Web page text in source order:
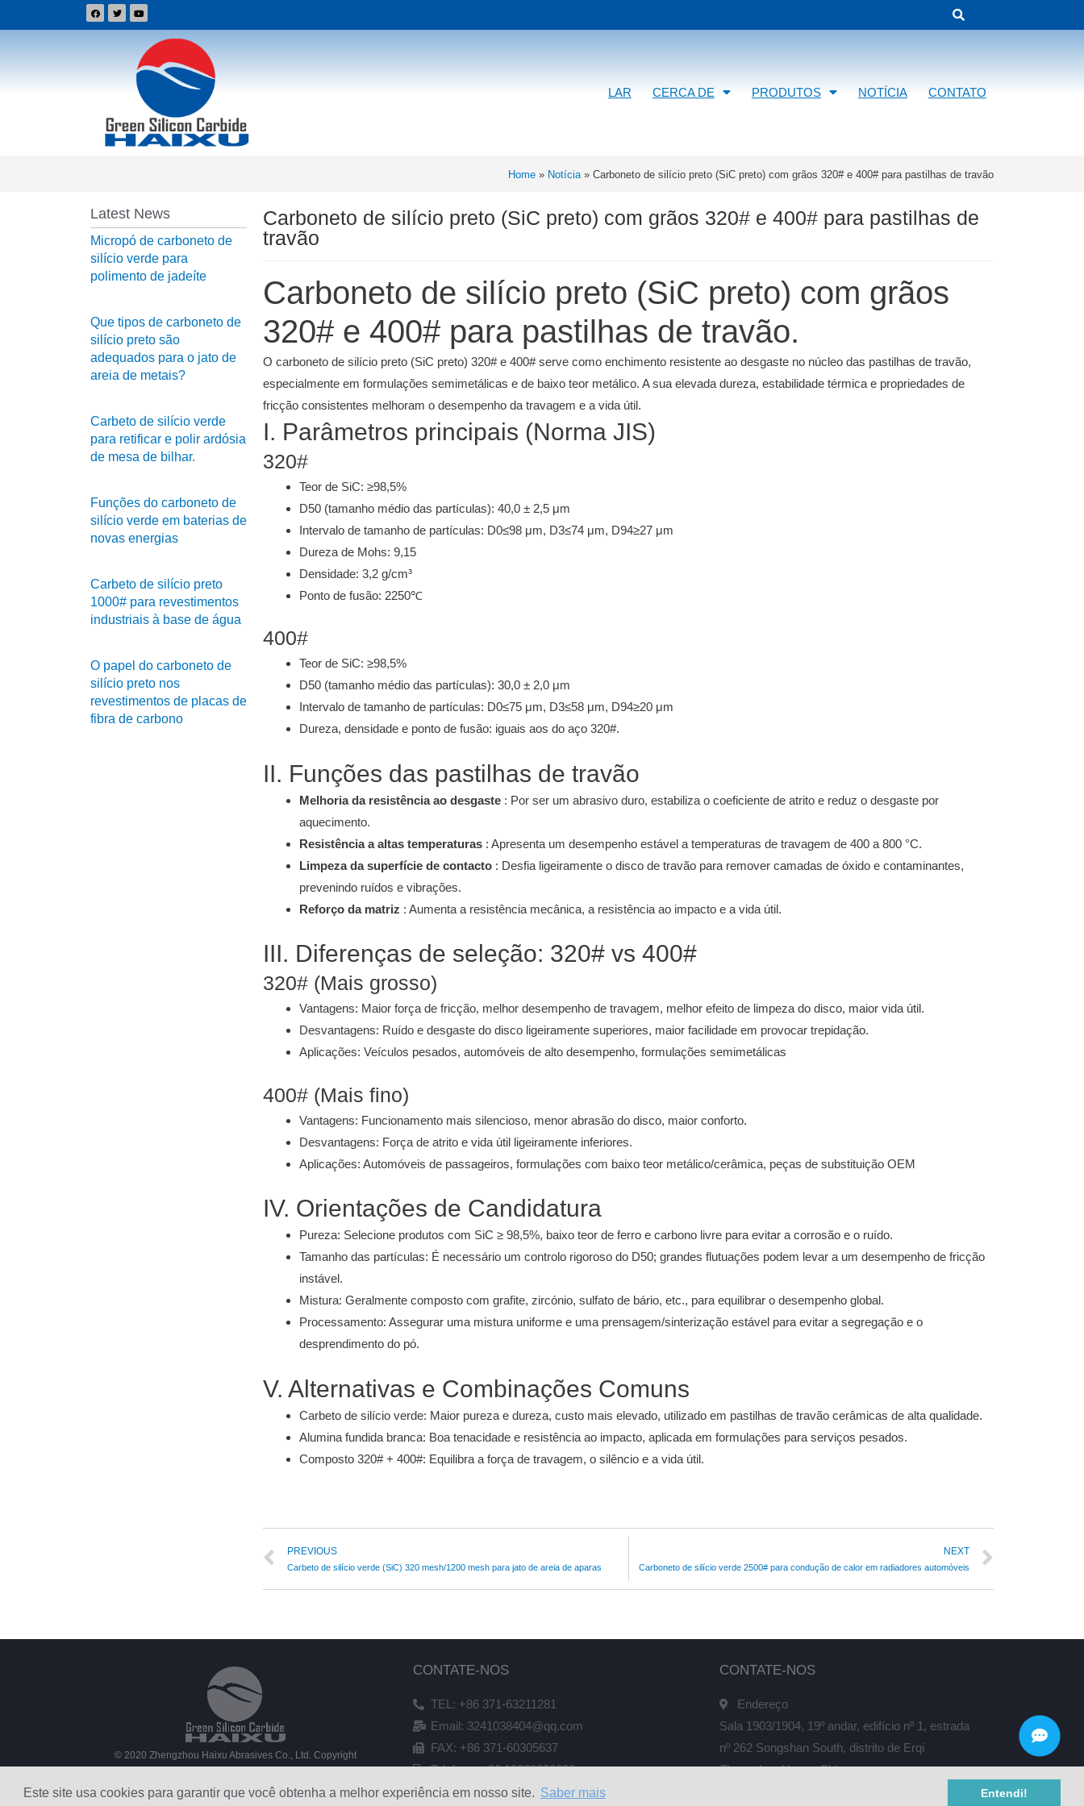
Este site usa cookies para garantir que você obtenha a melhor experiência em nosso site. Saber mais Entendi!
LAR CERCA DE PRODUTOS NOTÍCIA CONTATO
Home » Notícia » Carboneto de silício preto (SiC preto) com grãos 320# e 400# para pastilhas de travão
Latest News
Micropó de carboneto de
silício verde para
polimento de jadeíte
Que tipos de carboneto de
silício preto são
adequados para o jato de
areia de metais?
Carbeto de silício verde
para retificar e polir ardósia
de mesa de bilhar.
Funções do carboneto de
silício verde em baterias de
novas energias
Carbeto de silício preto
1000# para revestimentos
industriais à base de água
O papel do carboneto de
silício preto nos
revestimentos de placas de
fibra de carbono
Carboneto de silício preto (SiC preto) com grãos 320# e 400# para pastilhas de
travão
Carboneto de silício preto (SiC preto) com grãos
320# e 400# para pastilhas de travão.
O carboneto de silício preto (SiC preto) 320# e 400# serve como enchimento resistente ao desgaste no núcleo das pastilhas de travão,
especialmente em formulações semimetálicas e de baixo teor metálico. A sua elevada dureza, estabilidade térmica e propriedades de
fricção consistentes melhoram o desempenho da travagem e a vida útil.
I. Parâmetros principais (Norma JIS)
320#
Teor de SiC: ≥98,5%
D50 (tamanho médio das partículas): 40,0 ± 2,5 μm
Intervalo de tamanho de partículas: D0≤98 μm, D3≤74 μm, D94≥27 μm
Dureza de Mohs: 9,15
Densidade: 3,2 g/cm³
Ponto de fusão: 2250℃
400#
Teor de SiC: ≥98,5%
D50 (tamanho médio das partículas): 30,0 ± 2,0 μm
Intervalo de tamanho de partículas: D0≤75 μm, D3≤58 μm, D94≥20 μm
Dureza, densidade e ponto de fusão: iguais aos do aço 320#.
II. Funções das pastilhas de travão
Melhoria da resistência ao desgaste : Por ser um abrasivo duro, estabiliza o coeficiente de atrito e reduz o desgaste por
aquecimento.
Resistência a altas temperaturas : Apresenta um desempenho estável a temperaturas de travagem de 400 a 800 °C.
Limpeza da superfície de contacto : Desfia ligeiramente o disco de travão para remover camadas de óxido e contaminantes,
prevenindo ruídos e vibrações.
Reforço da matriz : Aumenta a resistência mecânica, a resistência ao impacto e a vida útil.
III. Diferenças de seleção: 320# vs 400#
320# (Mais grosso)
Vantagens: Maior força de fricção, melhor desempenho de travagem, melhor efeito de limpeza do disco, maior vida útil.
Desvantagens: Ruído e desgaste do disco ligeiramente superiores, maior facilidade em provocar trepidação.
Aplicações: Veículos pesados, automóveis de alto desempenho, formulações semimetálicas
400# (Mais fino)
Vantagens: Funcionamento mais silencioso, menor abrasão do disco, maior conforto.
Desvantagens: Força de atrito e vida útil ligeiramente inferiores.
Aplicações: Automóveis de passageiros, formulações com baixo teor metálico/cerâmica, peças de substituição OEM
IV. Orientações de Candidatura
Pureza: Selecione produtos com SiC ≥ 98,5%, baixo teor de ferro e carbono livre para evitar a corrosão e o ruído.
Tamanho das partículas: É necessário um controlo rigoroso do D50; grandes flutuações podem levar a um desempenho de fricção
instável.
Mistura: Geralmente composto com grafite, zircónio, sulfato de bário, etc., para equilibrar o desempenho global.
Processamento: Assegurar uma mistura uniforme e uma prensagem/sinterização estável para evitar a segregação e o
desprendimento do pó.
V. Alternativas e Combinações Comuns
Carbeto de silício verde: Maior pureza e dureza, custo mais elevado, utilizado em pastilhas de travão cerâmicas de alta qualidade.
Alumina fundida branca: Boa tenacidade e resistência ao impacto, aplicada em formulações para serviços pesados.
Composto 320# + 400#: Equilibra a força de travagem, o silêncio e a vida útil.
PREVIOUS
Carbeto de silício verde (SiC) 320 mesh/1200 mesh para jato de areia de aparas
NEXT
Carboneto de silício verde 2500# para condução de calor em radiadores automóveis
© 2020 Zhengzhou Haixu Abrasives Co., Ltd. Copyright
CONTATE-NOS
TEL: +86 371-63211281
Email: 3241038404@qq.com
FAX: +86 371-60305637
Telefone: +86 18039336686
CONTATE-NOS
Endereço
Sala 1903/1904, 19º andar, edifício nº 1, estrada
nº 262 Songshan South, distrito de Erqi
Zhengzhou Henan China